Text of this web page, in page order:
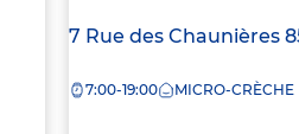
Adresse
la
7 Rue des Chaunières
7:00-19:00 MICRO-CRÈCHE